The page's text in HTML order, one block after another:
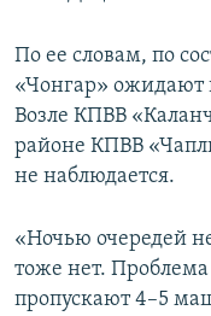
ELIFBE
УКРАИНСКАЯ
Все сайты RFE/RL
По ее словам, по
«Чонгар»
Возле КПВВ
районе КПВВ
не наблюдается.
«Ночью очередей
тоже нет.
пропускают 4–5